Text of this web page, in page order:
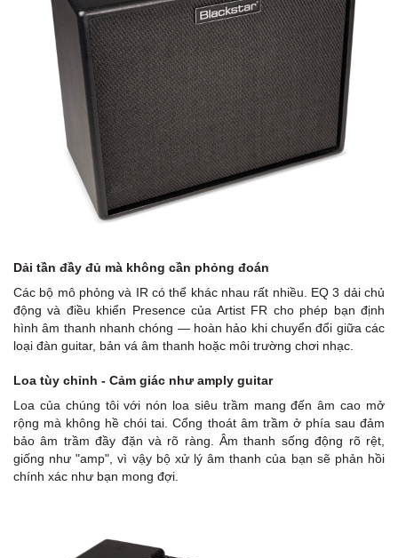
Dải tần đầy đủ mà không cần phỏng đoán
Các bộ mô phỏng và IR có thể khác nhau rất nhiều. EQ 3 dải chủ
động và điều khiển Presence của Artist FR cho phép bạn định
hình âm thanh nhanh chóng — hoàn hảo khi chuyển đổi giữa các
loại đàn guitar, bản vá âm thanh hoặc môi trường chơi nhạc.
Loa tùy chỉnh - Cảm giác như amply guitar
Loa của chúng tôi với nón loa siêu trầm mang đến âm cao mở
rộng mà không hề chói tai. Cổng thoát âm trầm ở phía sau đảm
bảo âm trầm đầy đặn và rõ ràng. Âm thanh sống động rõ rệt,
giống như "amp", vì vậy bộ xử lý âm thanh của bạn sẽ phản hồi
chính xác như bạn mong đợi.